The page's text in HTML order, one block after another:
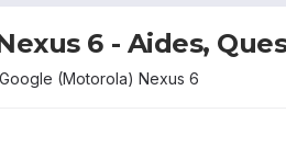
6 - Aides,
(Motorola) Nexus 6